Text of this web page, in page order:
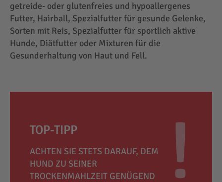
getreide- oder glutenfreies und hypoallergenes
Futter, Hairball, Spezialfutter für gesunde Gelenke,
Sorten mit Reis, Spezialfutter für sportlich aktive
Hunde, Diätfutter oder Mixturen für die
Gesunderhaltung von Haut und Fell.
TOP-TIPP
ACHTEN SIE STETS DARAUF, DEM
HUND ZU SEINER
TROCKENMAHLZEIT GENÜGEND